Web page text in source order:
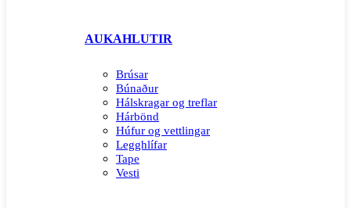
AUKAHLUTIR
Brúsar
Búnaður
Hálskragar og treflar
Hárbönd
Húfur og vettlingar
Legghlífar
Tape
Vesti